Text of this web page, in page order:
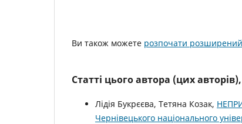
Ви також можете розпочати
Статті цього автора (цих
Лідія Букрєєва, Тетяна Козак,
Чернівецького національного